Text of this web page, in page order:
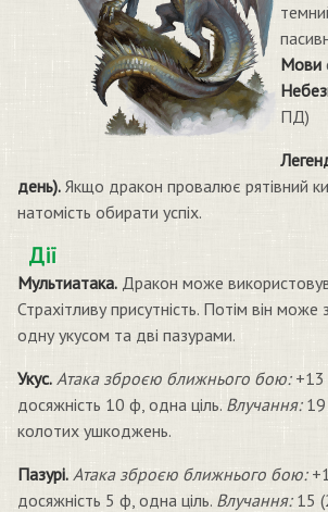
Мови
ПД)
день). Якщо дракон провалює рятівний
натомість обирати успіх.
Дії
Мультиатака. Дракон може
Страхітливу присутність. Потім він
одну укусом та дві пазурами.
Укус. Атака зброєю ближнього бою:+13
досяжність 10 ф, одна ціль. Влучання:19
колотих ушкоджень.
Пазурі. Атака зброєю ближнього бою:
досяжність 5 ф, одна ціль. Влучання:15